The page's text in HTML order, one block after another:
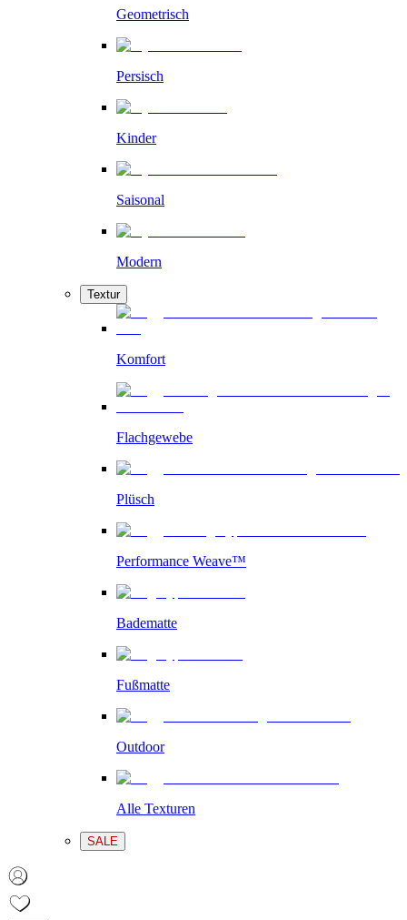
Geometrisch
Persisch
Kinder
Saisonal
Modern
Textur
Komfort
Flachgewebe
Plüsch
Performance Weave™
Badematte
Fußmatte
Outdoor
Alle Texturen
SALE